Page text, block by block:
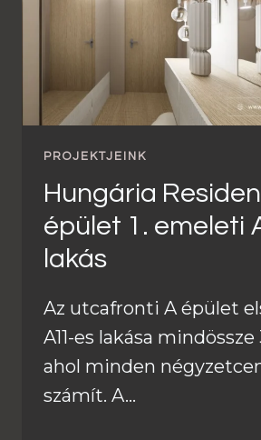
PROJEKTJEINK
Hungária
épület 1. emeleti
lakás
Az utcafronti A épület
A11-es lakása mindössze
ahol minden
számít. A…